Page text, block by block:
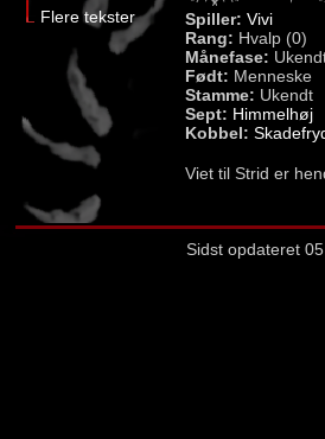
Flere tekster
Spiller: Vivi
Rang: Hvalp (0)
Månefase:
Født: Menneske
Stamme: Ukendt
Sept: Himmelhøj
Kobbel:
Viet til Strid er
Sidst opdateret 05.